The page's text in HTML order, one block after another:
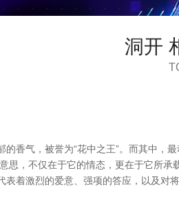
洞开
香气，被誉为“花中之王”。而其中
思，不仅在于它的情态，更在于它所
着激烈的爱意、强项的答应，以及